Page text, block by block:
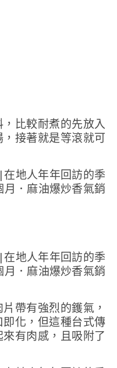
比較耐煮的先放入
接著就是等滾就可
帶有強烈的鑊氣，
化，但這種台式傳
有肉感，且吸附了